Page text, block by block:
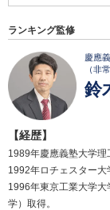
ランキング監修
慶應
（非
鈴
【経歴】
1989年慶應義塾大学理
1992年ロチェスター大
1996年東京工業大学
学）取得。